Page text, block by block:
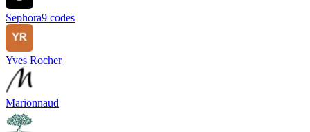
Sephora9 codes
Yves Rocher
Marionnaud